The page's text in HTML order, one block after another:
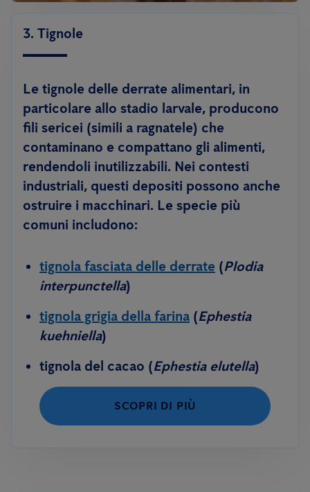
3. Tignole
Le tignole delle derrate alimentari, in
particolare allo stadio larvale, producono
fili sericei (simili a ragnatele) che
contaminano e compattano gli alimenti,
rendendoli inutilizzabili. Nei contesti
industriali, questi depositi possono anche
ostruire i macchinari. Le specie più
comuni includono:
tignola fasciata delle derrate (Plodia
interpunctella)
tignola grigia della farina (Ephestia
kuehniella)
tignola del cacao (Ephestia elutella)
SCOPRI DI PIÙ